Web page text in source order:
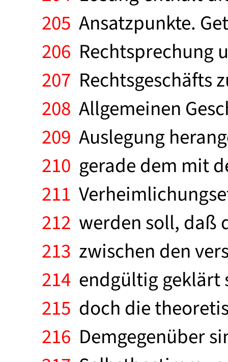
205 Ansatzpunkte.
206 Rechtsprechung
207 Rechtsgeschäfts
208 Allgemeinen
209 Auslegung
210 gerade dem mit
211
212 werden soll, daß
213 zwischen den
214 endgültig geklärt
215 doch die
216 Demgegenüber